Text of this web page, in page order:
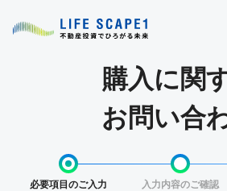
購入に関
お問い合
必要項目のご入力 入力内容のご確認